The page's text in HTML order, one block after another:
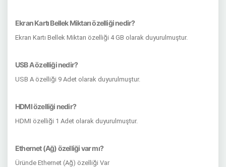
Ekran Kartı Bellek Miktarı özelliği nedir?
Ekran Kartı Bellek Miktarı özelliği 4 GB olarak duyurulmuştur.
USB A özelliği nedir?
USB A özelliği 9 Adet olarak duyurulmuştur.
HDMI özelliği nedir?
HDMI özelliği 1 Adet olarak duyurulmuştur.
Ethernet (Ağ) özelliği var mı?
Üründe Ethernet (Ağ) özelliği Var